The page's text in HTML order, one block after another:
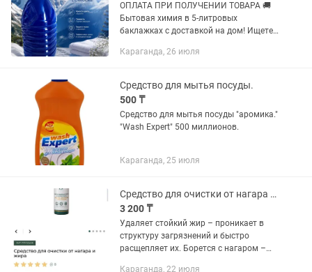
ОПЛАТА ПРИ ПОЛУЧЕНИИ ТОВАРА 🚚
Бытовая химия в 5-литровых
баклажках с доставкой на дом! Ищете
или бизнеса? Мы предлагаем
больших...
Караганда, 26 июля
Средство для мытья посуды.
500 ₸
Средство для мытья посуды "аромика."
"Wash Expert" 500 миллионов.
Караганда, 25 июля
Средство для очистки от нагара и жира
3 200 ₸
Удаляет стойкий жир – проникает в
структуру загрязнений и быстро
расщепляет их. Борется с нагаром –
Караганда, 22 июля